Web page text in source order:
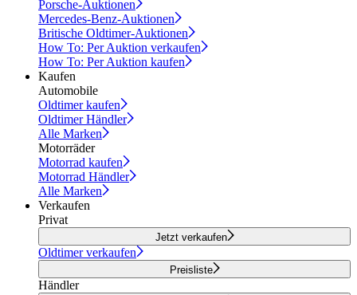
Porsche-Auktionen
Mercedes-Benz-Auktionen
Britische Oldtimer-Auktionen
How To: Per Auktion verkaufen
How To: Per Auktion kaufen
Kaufen
Automobile
Oldtimer kaufen
Oldtimer Händler
Alle Marken
Motorräder
Motorrad kaufen
Motorrad Händler
Alle Marken
Verkaufen
Privat
Jetzt verkaufen
Oldtimer verkaufen
Preisliste
Händler